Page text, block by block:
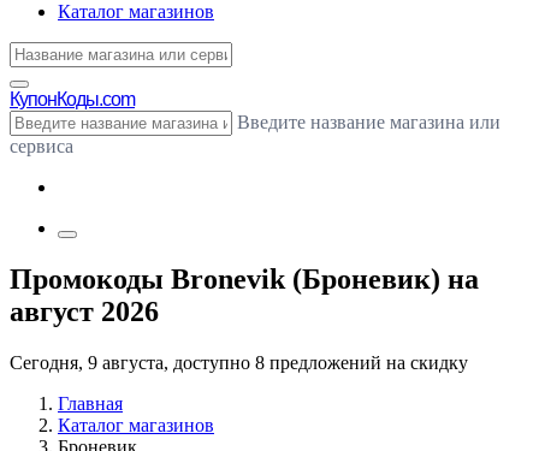
Каталог магазинов
КупонКоды.com
Введите название магазина или
сервиса
Промокоды Bronevik (Броневик) на
август 2026
Сегодня, 9 августа, доступно 8 предложений на скидку
Главная
Каталог магазинов
Броневик